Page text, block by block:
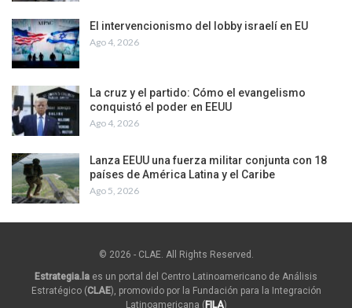
El intervencionismo del lobby israelí en EU
Ago 4, 2026
La cruz y el partido: Cómo el evangelismo
conquistó el poder en EEUU
Ago 4, 2026
Lanza EEUU una fuerza militar conjunta con 18
países de América Latina y el Caribe
Ago 5, 2026
© 2026 - CLAE. All Rights Reserved.
Estrategia.la es un portal del Centro Latinoamericano de Análisis
Estratégico (CLAE), promovido por la Fundación para la Integración
Latinoamericana (FILA)